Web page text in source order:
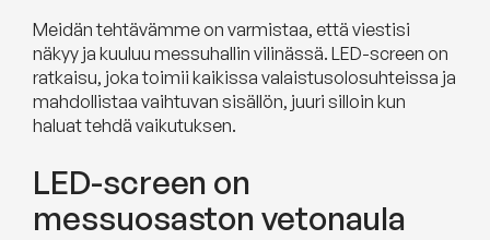
Meidän tehtävämme on varmistaa, että viestisi
näkyy ja kuuluu messuhallin vilinässä. LED-screen on
ratkaisu, joka toimii kaikissa valaistusolosuhteissa ja
mahdollistaa vaihtuvan sisällön, juuri silloin kun
haluat tehdä vaikutuksen.
LED-screen on
messuosaston vetonaula